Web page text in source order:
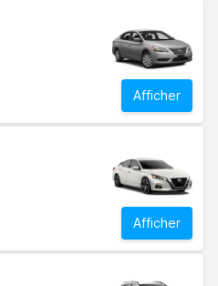
Afficher
Afficher